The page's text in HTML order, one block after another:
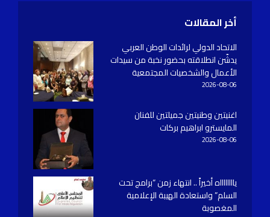
أخر المقالات
الاتحاد الدولي لرائدات الوطن العربي
يدشّن انطلاقته بحضور نخبة من سيدات
الأعمال والشخصيات المجتمعية
2026-08-06
اغنيتين وطنيتين جميلتين للفنان
المايسترو ابراهيم بركات
2026-08-06
يااااااااه أخيراً .. انتهاء زمن “برامج تحت
السلم” واستعادة الهيبة الإعلامية
المغصوبة